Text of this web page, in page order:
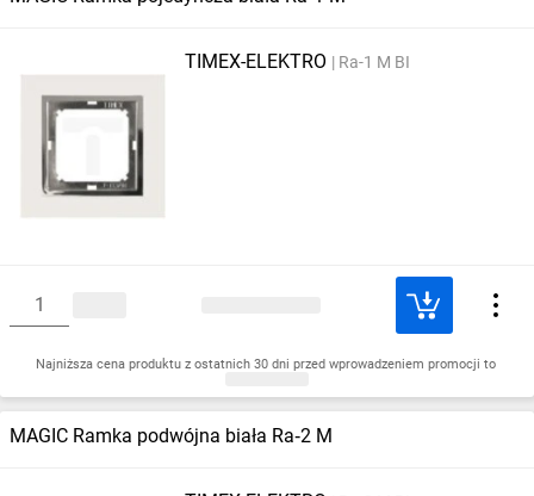
TIMEX-ELEKTRO Ra-1 M BI
Najniższa cena produktu z ostatnich 30 dni przed wprowadzeniem promocji to
MAGIC Ramka podwójna biała Ra‑2 M